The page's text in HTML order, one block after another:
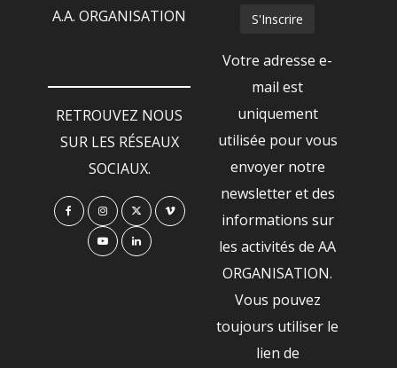
A.A. ORGANISATION
RETROUVEZ NOUS
SUR LES RÉSEAUX
SOCIAUX.
Votre adresse e-
mail est
uniquement
utilisée pour vous
envoyer notre
newsletter et des
informations sur
les activités de AA
ORGANISATION.
Vous pouvez
toujours utiliser le
lien de